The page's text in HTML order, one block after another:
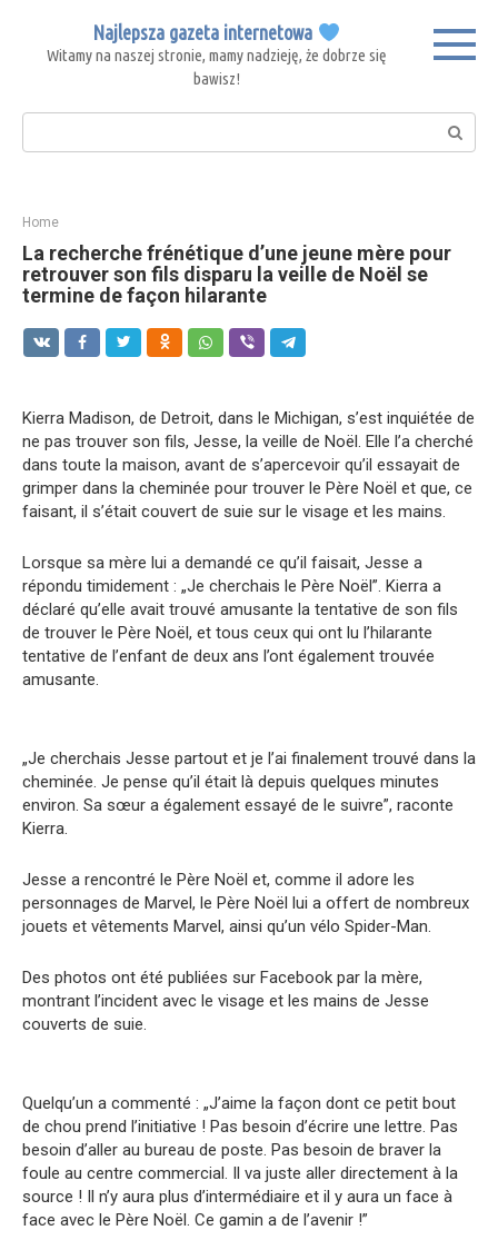
content
Najlepsza gazeta internetowa
Witamy na naszej stronie, mamy nadzieję, że dobrze się
bawisz!
Search:
Home
La recherche frénétique d’une jeune mère pour
retrouver son fils disparu la veille de Noël se
termine de façon hilarante
Kierra Madison, de Detroit, dans le Michigan, s’est inquiétée de
ne pas trouver son fils, Jesse, la veille de Noël. Elle l’a cherché
dans toute la maison, avant de s’apercevoir qu’il essayait de
grimper dans la cheminée pour trouver le Père Noël et que, ce
faisant, il s’était couvert de suie sur le visage et les mains.
Lorsque sa mère lui a demandé ce qu’il faisait, Jesse a
répondu timidement : „Je cherchais le Père Noël”. Kierra a
déclaré qu’elle avait trouvé amusante la tentative de son fils
de trouver le Père Noël, et tous ceux qui ont lu l’hilarante
tentative de l’enfant de deux ans l’ont également trouvée
amusante.
„Je cherchais Jesse partout et je l’ai finalement trouvé dans la
cheminée. Je pense qu’il était là depuis quelques minutes
environ. Sa sœur a également essayé de le suivre”, raconte
Kierra.
Jesse a rencontré le Père Noël et, comme il adore les
personnages de Marvel, le Père Noël lui a offert de nombreux
jouets et vêtements Marvel, ainsi qu’un vélo Spider-Man.
Des photos ont été publiées sur Facebook par la mère,
montrant l’incident avec le visage et les mains de Jesse
couverts de suie.
Quelqu’un a commenté : „J’aime la façon dont ce petit bout
de chou prend l’initiative ! Pas besoin d’écrire une lettre. Pas
besoin d’aller au bureau de poste. Pas besoin de braver la
foule au centre commercial. Il va juste aller directement à la
source ! Il n’y aura plus d’intermédiaire et il y aura un face à
face avec le Père Noël. Ce gamin a de l’avenir !”